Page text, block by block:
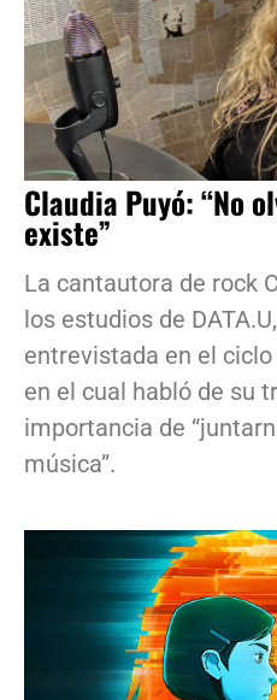
Claudia Puyó: “No
existe”
La cantautora de rock
los estudios de
entrevistada en el ciclo
en el cual habló de su
importancia de
música”.